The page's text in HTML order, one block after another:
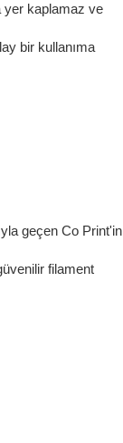
yer kaplamaz ve
bir kullanıma
geçen Co Print'in
filament